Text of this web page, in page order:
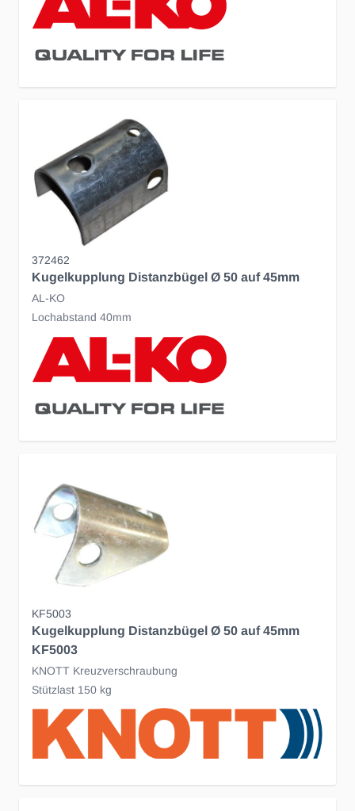
372462
Kugelkupplung Distanzbügel Ø 50 auf 45mm
AL-KO
Lochabstand 40mm
KF5003
Kugelkupplung Distanzbügel Ø 50 auf 45mm
KF5003
KNOTT Kreuzverschraubung
Stützlast 150 kg